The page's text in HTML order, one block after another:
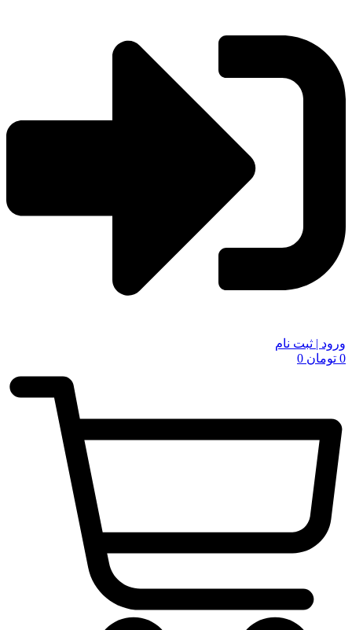
ورود | ثبت نام
0 تومان 0